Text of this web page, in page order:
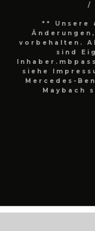
** Unsere
vorbehalten.
sind
siehe
Mercedes-
Maybach